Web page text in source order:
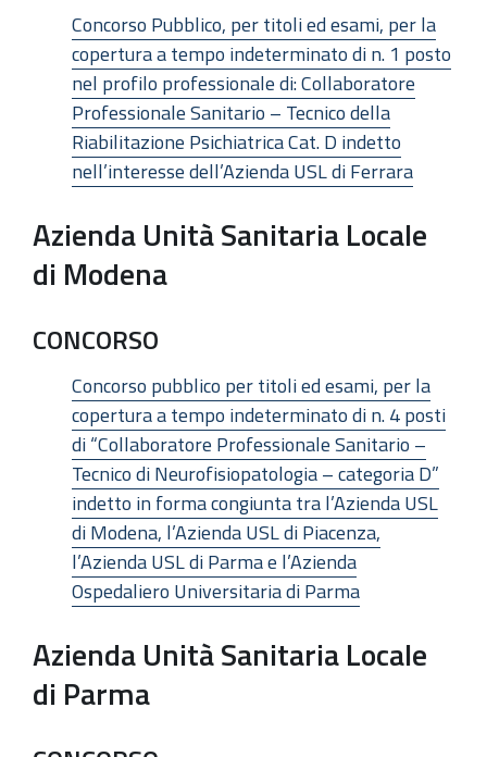
Concorso Pubblico, per titoli ed esami, per la
copertura a tempo indeterminato di n. 1 posto
nel profilo professionale di: Collaboratore
Professionale Sanitario – Tecnico della
Riabilitazione Psichiatrica Cat. D indetto
nell’interesse dell’Azienda USL di Ferrara
Azienda Unità Sanitaria Locale
di Modena
CONCORSO
Concorso pubblico per titoli ed esami, per la
copertura a tempo indeterminato di n. 4 posti
di “Collaboratore Professionale Sanitario –
Tecnico di Neurofisiopatologia – categoria D”
indetto in forma congiunta tra l’Azienda USL
di Modena, l’Azienda USL di Piacenza,
l’Azienda USL di Parma e l’Azienda
Ospedaliero Universitaria di Parma
Azienda Unità Sanitaria Locale
di Parma